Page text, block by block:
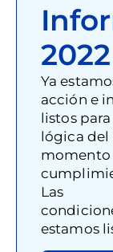
2022
Ya
acción e
listos
lógica del
momento
Las
estamos